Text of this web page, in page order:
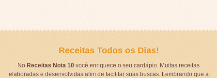
Receitas Todos os Dias!
No Receitas Nota 10você enriquece o seu cardápio. Muitas receitas
elaboradas e desenvolvidas afim de facilitar suas buscas. Lembrando que a